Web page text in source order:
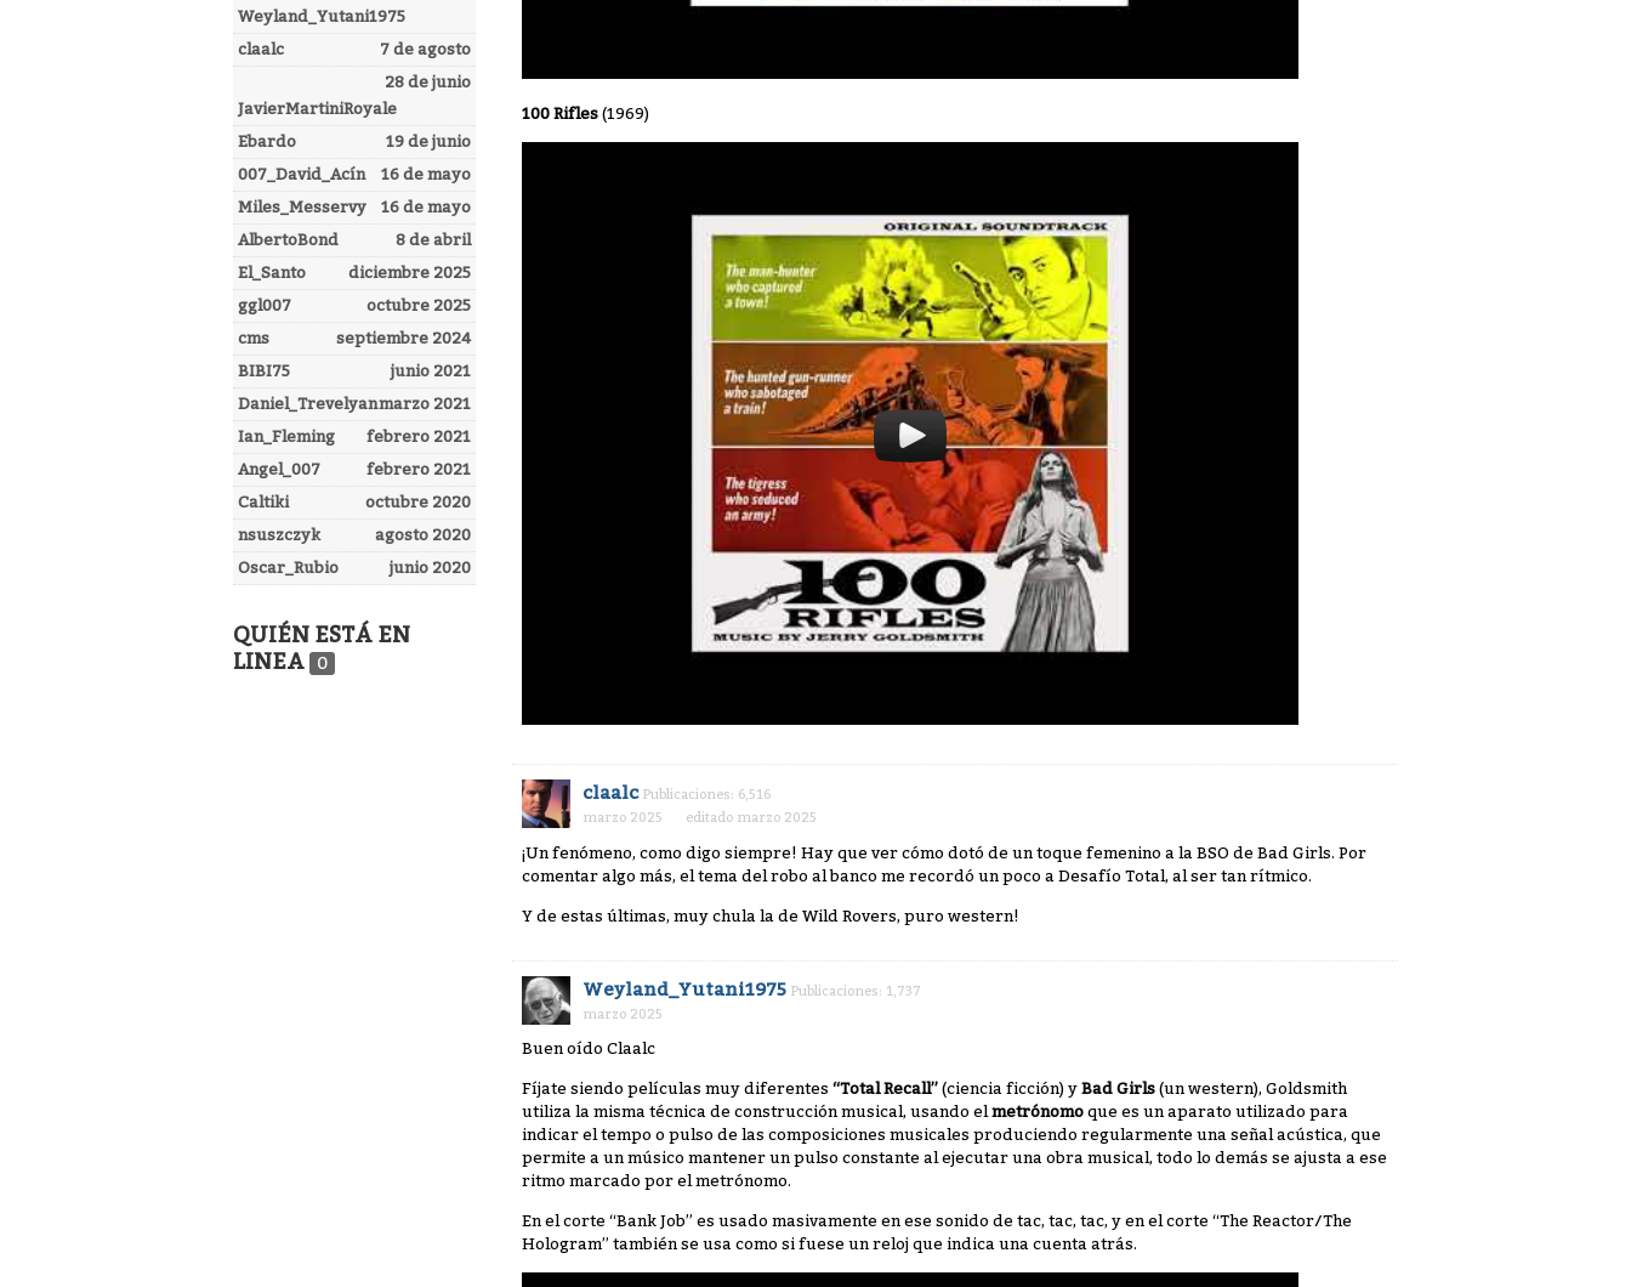
Weyland_Yutani1975
7 de agosto
claalc
28 de junio
JavierMartiniRoyale
19 de junio
Ebardo
16 de mayo
007_David_Acín
16 de mayo
Miles_Messervy
8 de abril
AlbertoBond
diciembre 2025
El_Santo
octubre 2025
ggl007
septiembre 2024
cms
junio 2021
BIBI75
marzo 2021
Daniel_Trevelyan
febrero 2021
Ian_Fleming
febrero 2021
Angel_007
octubre 2020
Caltiki
agosto 2020
nsuszczyk
junio 2020
Oscar_Rubio
QUIÉN ESTÁ EN
LINEA
0
100 Rifles (1969)
claalc Publicaciones: 6,516
marzo 2025
editado marzo 2025
¡Un fenómeno, como digo siempre! Hay que ver cómo dotó de un toque femenino a la BSO de Bad Girls. Por
comentar algo más, el tema del robo al banco me recordó un poco a Desafío Total, al ser tan rítmico.
Y de estas últimas, muy chula la de Wild Rovers, puro western!
Weyland_Yutani1975 Publicaciones: 1,737
marzo 2025
Buen oído Claalc
Fíjate siendo películas muy diferentes “Total Recall” (ciencia ficción) y Bad Girls (un western), Goldsmith
utiliza la misma técnica de construcción musical, usando elmetrónomo que es un aparato utilizado para
indicar el tempo o pulso de las composiciones musicales produciendo regularmente una señal acústica, que
permite a un músico mantener un pulso constante al ejecutar una obra musical, todo lo demás se ajusta a ese
ritmo marcado por el metrónomo.
En el corte “Bank Job” es usado masivamente en ese sonido de tac, tac, tac, y en el corte “The Reactor/The
Hologram” también se usa como si fuese un reloj que indica una cuenta atrás.